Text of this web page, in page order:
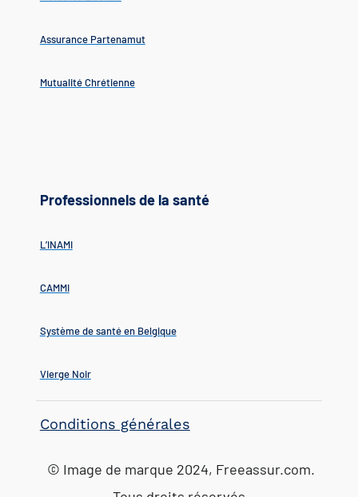
Assurance Partenamut
Mutualité Chrétienne
Professionnels de la santé
L’INAMI
CAMMI
Système de santé en Belgique
Vierge Noir
Conditions générales
© Image de marque 2024, Freeassur.com.